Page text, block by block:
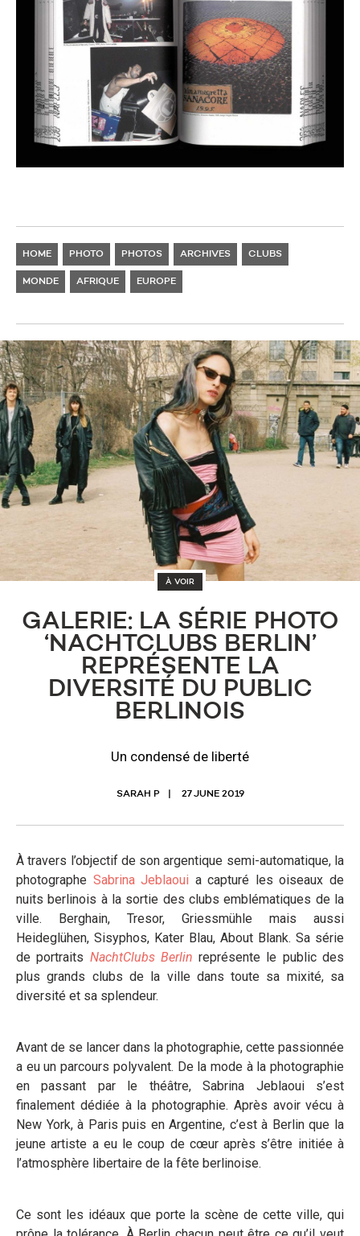
HOME PHOTO PHOTOS ARCHIVES CLUBS
MONDE AFRIQUE EUROPE
À VOIR
GALERIE: LA SÉRIE PHOTO
‘NACHTCLUBS BERLIN’
REPRÉSENTE LA
DIVERSITÉ DU PUBLIC
BERLINOIS
Un condensé de liberté
SARAH P 27 JUNE 2019
À travers l’objectif de son argentique semi-automatique, la
photographe Sabrina Jeblaoui a capturé les oiseaux de
nuits berlinois à la sortie des clubs emblématiques de la
ville. Berghain, Tresor, Griessmühle mais aussi
Heideglühen, Sisyphos, Kater Blau, About Blank. Sa série
de portraits NachtClubs Berlin représente le public des
plus grands clubs de la ville dans toute sa mixité, sa
diversité et sa splendeur.
Avant de se lancer dans la photographie, cette passionnée
a eu un parcours polyvalent. De la mode à la photographie
en passant par le théâtre, Sabrina Jeblaoui s’est
finalement dédiée à la photographie. Après avoir vécu à
New York, à Paris puis en Argentine, c’est à Berlin que la
jeune artiste a eu le coup de cœur après s’être initiée à
l’atmosphère libertaire de la fête berlinoise.
Ce sont les idéaux que porte la scène de cette ville, qui